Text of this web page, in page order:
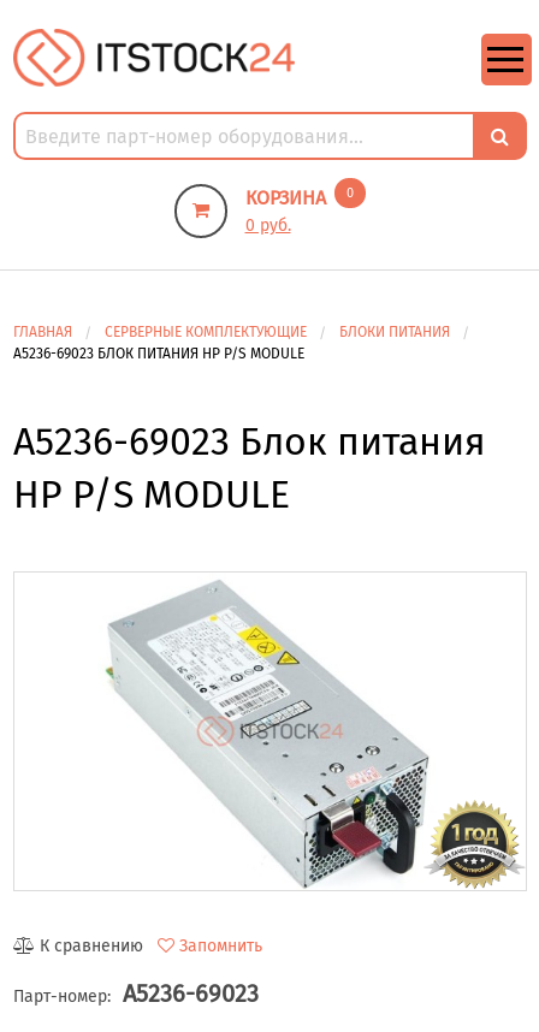
КОРЗИНА 0
0 руб.
ГЛАВНАЯ СЕРВЕРНЫЕ КОМПЛЕКТУЮЩИЕ
БЛОКИ ПИТАНИЯ
A5236-69023 БЛОК ПИТАНИЯ HP P/S MODULE
A5236-69023 Блок питания
HP P/S MODULE
К сравнению Запомнить
Парт-номер: A5236-69023